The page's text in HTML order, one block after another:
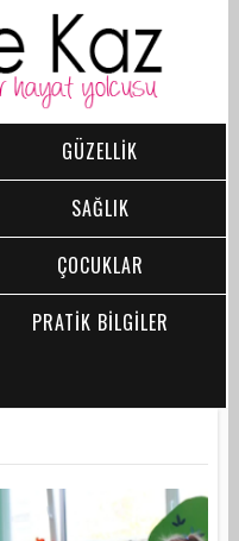
GÜZELLİK
SAĞLIK
ÇOCUKLAR
PRATİK BİLGİLER